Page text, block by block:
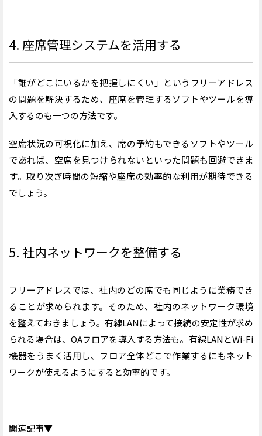
4. 座席管理システムを活用する
「誰がどこにいるかを把握しにくい」というフリーアドレス
の問題を解決するため、座席を管理するソフトやツールを導
入するのも一つの方法です。
空席状況の可視化に加え、席の予約もできるソフトやツール
であれば、空席を見つけられないといった問題も回避できま
す。取り次ぎ時間の短縮や座席の効率的な利用が期待できる
でしょう。
5. 社内ネットワークを整備する
フリーアドレスでは、社内のどの席でも同じように業務でき
ることが求められます。そのため、社内のネットワーク環境
を整えておきましょう。有線LANによって接続の安定性が求め
られる場合は、OAフロアを導入する方法も。有線LANとWi-Fi
機器をうまく活用し、フロア全体どこで作業するにもネット
ワークが使えるようにすると効率的です。
関連記事▼